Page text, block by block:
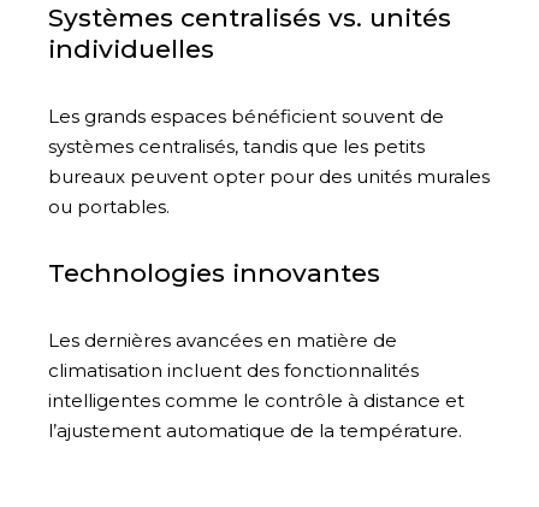
Systèmes centralisés vs. unités
individuelles
Les grands espaces bénéficient souvent de
systèmes centralisés, tandis que les petits
bureaux peuvent opter pour des unités murales
ou portables.
Technologies innovantes
Les dernières avancées en matière de
climatisation incluent des fonctionnalités
intelligentes comme le contrôle à distance et
l’ajustement automatique de la température.